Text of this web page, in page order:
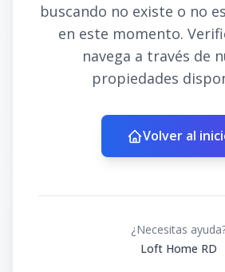
buscando no existe o no
en este momento.
navega a través de
propiedades
Volver al
¿Necesitas
Loft Home RD